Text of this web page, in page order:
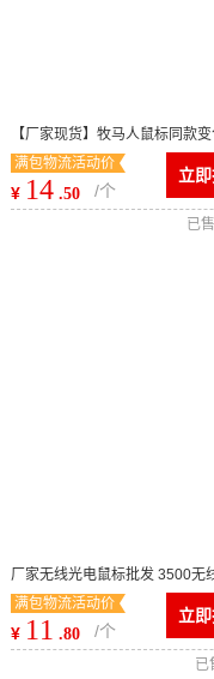
【厂家现货】牧马人鼠标同款
有线游戏鼠标CF/DOTA P505
满包物流活动价
¥ 14 .50 /个
立
已
厂家无线光电鼠标批发 3500无
柏2.4G超薄鼠标 光电鼠标
满包物流活动价
¥ 11 .80 /个
立